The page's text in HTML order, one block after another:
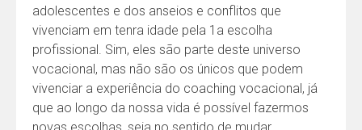
adolescentes e dos anseios e conflitos que
vivenciam em tenra idade pela 1a escolha
profissional. Sim, eles são parte deste universo
vocacional, mas não são os únicos que podem
vivenciar a experiência do coaching vocacional, já
que ao longo da nossa vida é possível fazermos